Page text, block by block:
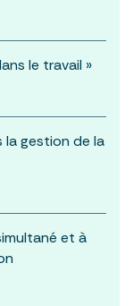
le travail »
la gestion de la
et à